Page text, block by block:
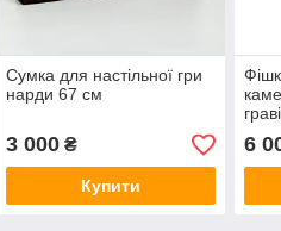
Сумка для настільної гри
нарди 67 см
3 000₴
Купити
6